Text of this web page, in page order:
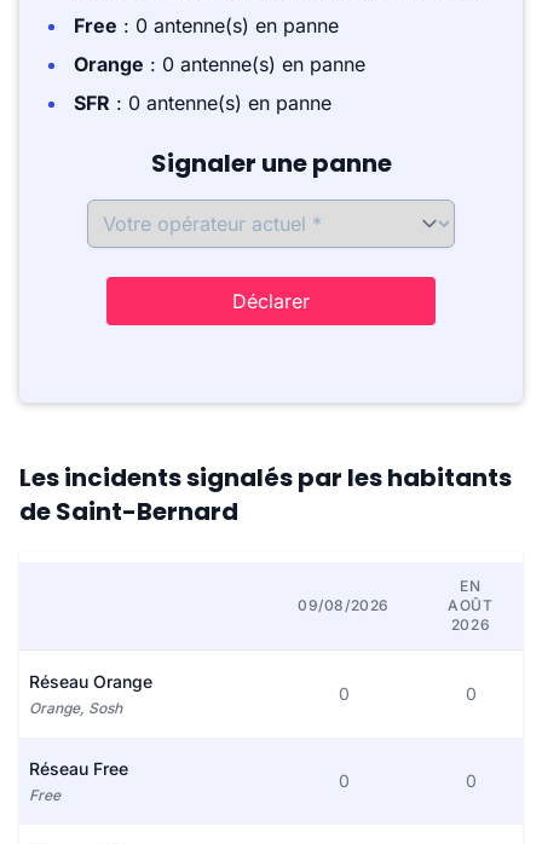
Free : 0 antenne(s) en panne
Orange : 0 antenne(s) en panne
SFR : 0 antenne(s) en panne
Signaler une panne
Déclarer
Les incidents signalés par les habitants
de Saint-Bernard
09/08/2026
EN
AOÛT
2026
Réseau Orange
Orange, Sosh
0 0
Réseau Free
Free
0 0